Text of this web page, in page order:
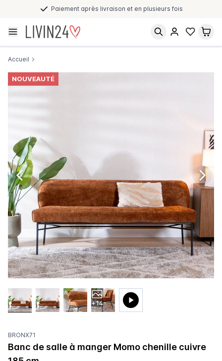
Paiement après livraison et en plusieurs fois
Accueil
NOUVEAUTÉ
+14
BRONX71
Banc de salle à manger Momo chenille cuivre